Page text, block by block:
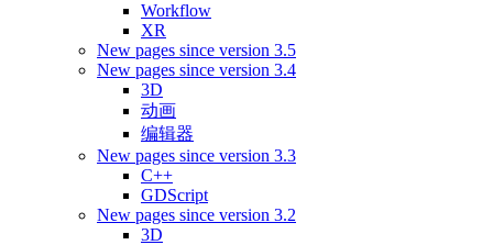
Workflow
XR
New pages since version 3.5
New pages since version 3.4
3D
动画
编辑器
New pages since version 3.3
C++
GDScript
New pages since version 3.2
3D